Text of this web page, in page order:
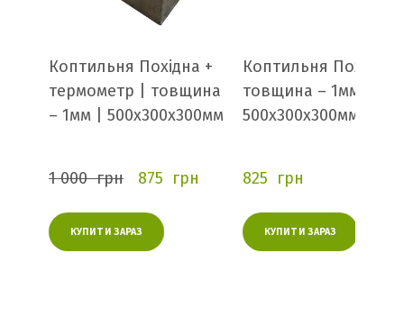
Коптильня Похідна +
термометр | товщина
– 1мм | 500х300х300мм
1 000  грн 875  грн
КУПИТИ ЗАРАЗ
Коптильня Похідна
товщина – 1мм |
500х300х300мм
825  грн
КУПИТИ ЗАРАЗ